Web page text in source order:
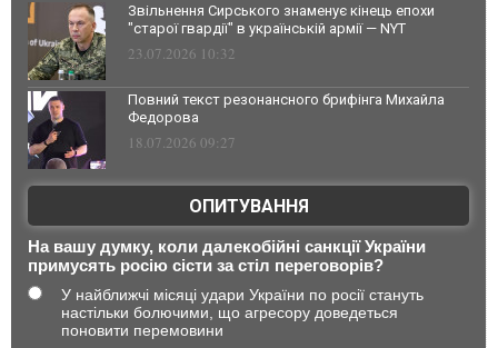
Звільнення Сирського знаменує кінець епохи
"старої гвардії" в українській армії — NYT
23.07.2026 10:32
Повний текст резонансного брифінга Михайла
Федорова
18.07.2026 09:27
ОПИТУВАННЯ
На вашу думку, коли далекобійні санкції України
примусять росію сісти за стіл переговорів?
У найближчі місяці удари України по росії стануть
настільки болючими, що агресору доведеться
поновити перемовини